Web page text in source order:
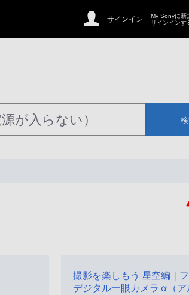
サインイン
My Sonyに新
サインインす
撮影を楽しもう 星空編 |
デジタル一眼カメラ α（